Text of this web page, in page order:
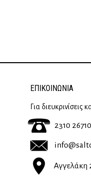
ΕΠΙΚΟΙΝΩΝΊΑ
Για
2310
Αγγελάκη